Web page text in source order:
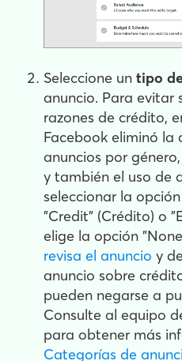
Seleccione un tipo
anuncio. Para evitar
razones de crédito,
Facebook eliminó
anuncios por
y también el uso de
seleccionar la
"Credit" (Crédito) o
elige la opción
revisa el anuncio y
anuncio sobre
pueden negarse a
Consulte al equipo
para obtener más
Categorías de